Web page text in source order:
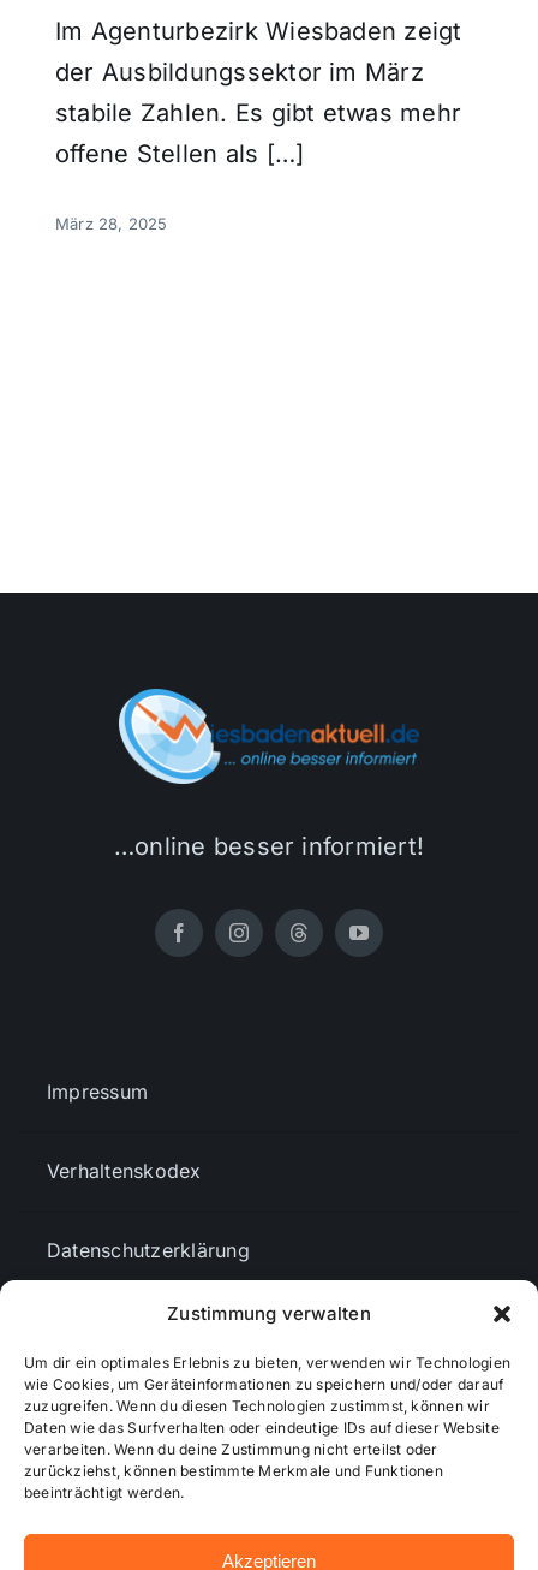
Zustimmung verwalten
Um dir ein optimales Erlebnis zu bieten, verwenden wir Technologien
wie Cookies, um Geräteinformationen zu speichern und/oder darauf
zuzugreifen. Wenn du diesen Technologien zustimmst, können wir
Daten wie das Surfverhalten oder eindeutige IDs auf dieser Website
verarbeiten. Wenn du deine Zustimmung nicht erteilst oder
zurückziehst, können bestimmte Merkmale und Funktionen
beeinträchtigt werden.
Akzeptieren
Im Agenturbezirk Wiesbaden zeigt
der Ausbildungssektor im März
stabile Zahlen. Es gibt etwas mehr
offene Stellen als […]
März 28, 2025
…online besser informiert!
Impressum
Verhaltenskodex
Datenschutzerklärung
Cookie-Richtlinie (EU)
Mediendaten